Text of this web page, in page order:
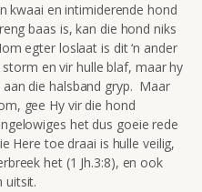
kwaai en intimiderende hond
baas is, kan die hond niks
egter loslaat is dit ‘n ander
en vir hulle blaf, maar hy
die halsband gryp. Maar
gee Hy vir die hond
het dus goeie rede
Here toe draai is hulle veilig,
het (1 Jh.3:8), en ook
uitsit.